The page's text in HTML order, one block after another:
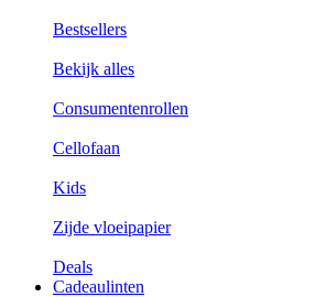
Bestsellers
Bekijk alles
Consumentenrollen
Cellofaan
Kids
Zijde vloeipapier
Deals
Cadeaulinten